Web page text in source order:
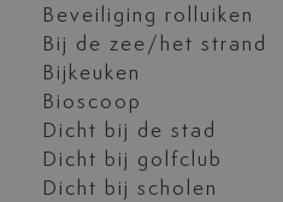
Beveiliging rolluiken
Bij de zee/het strand
Bijkeuken
Bioscoop
Dicht bij de stad
Dicht bij golfclub
Dicht bij scholen